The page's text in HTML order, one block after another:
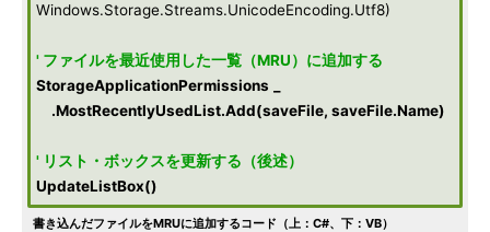
Windows.Storage.Streams.UnicodeEncoding.Utf8)
' ファイルを最近使用した一覧（MRU）に追加する
StorageApplicationPermissions
.MostRecentlyUsedList.Add(saveFile, saveFile.Name)
' リスト・ボックスを更新する（後述）
UpdateListBox()
書き込んだファイルをMRUに追加するコード（上：C#、下：VB）